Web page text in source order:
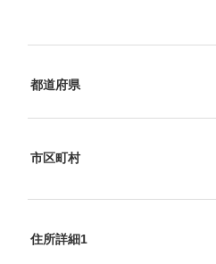
都道府県
市区町村
住所詳細1